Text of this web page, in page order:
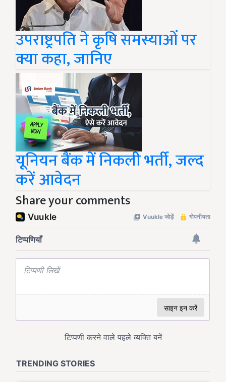
उपराष्ट्रपति ने कृषि समस्याओं पर
क्या कहा, जानिए
यूनियन बैंक में निकली भर्ती, जल्द
करें आवेदन
Share your comments